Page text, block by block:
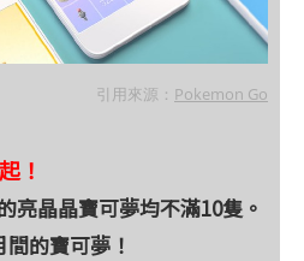
引用來源： Pokemon Go
！
亮晶晶寶可夢均不滿10隻。
的寶可夢！